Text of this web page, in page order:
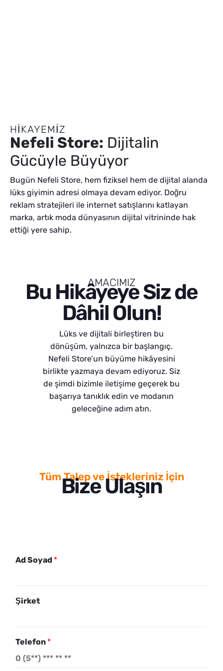
HIKAYEMIZ
Nefeli Store: Dijitalin
Gücüyle Büyüyor
Bugün Nefeli Store, hem fiziksel hem de dijital alanda
lüks giyimin adresi olmaya devam ediyor. Doğru
reklam stratejileri ile internet satışlarını katlayan
marka, artık moda dünyasının dijital vitrininde hak
ettiği yere sahip.
AMACIMIZ
Bu Hikâyeye Siz de
Dâhil Olun!
Lüks ve dijitali birleştiren bu
dönüşüm, yalnızca bir başlangıç.
Nefeli Store’un büyüme hikâyesini
birlikte yazmaya devam ediyoruz. Siz
de şimdi bizimle iletişime geçerek bu
başarıya tanıklık edin ve modanın
geleceğine adım atın.
Tüm Talep ve İstekleriniz İçin
Bize Ulaşın
Ad Soyad *
M
e
a
ı
n
ı
Şirket
Telefon *